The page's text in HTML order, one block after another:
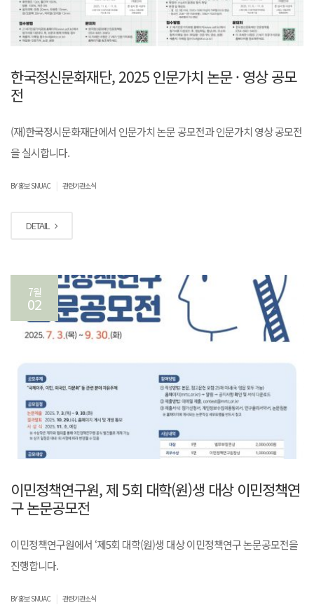
한국정신문화재단, 2025 인문가치 논문 · 영상 공모
전
(재)한국정시문화재단에서 인문가치 논문 공모전과 인문가치 영상 공모전
을 실시합니다.
BY 홍보 SNUAC 관련기관소식
DETAIL
7월
02
이민정책연구원, 제 5회 대학(원)생 대상 이민정책연
구 논문공모전
이민정책연구원에서 ‘제5회 대학(원)생 대상 이민정책연구 논문공모전을
진행합니다.
BY 홍보 SNUAC 관련기관소식